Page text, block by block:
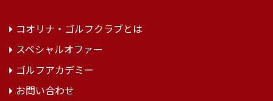
コオリナ・ゴルフクラブとは
スペシャルオファー
ゴルフアカデミー
お問い合わせ